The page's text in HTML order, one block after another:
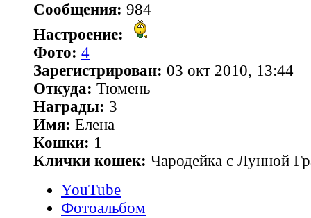
Сообщения: 984
Настроение:
Фото: 4
Зарегистрирован: 03 окт 2010, 13:44
Откуда: Тюмень
Награды: 3
Имя: Елена
Кошки: 1
Клички кошек: Чародейка с Лунной
YouTube
Фотоальбом